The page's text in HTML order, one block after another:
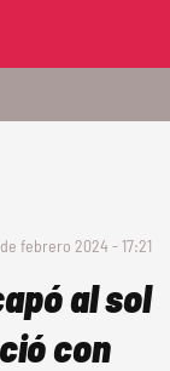
febrero 2024 - 17:21
al sol
con